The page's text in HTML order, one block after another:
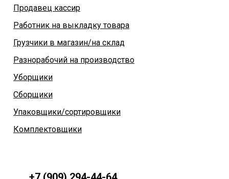
Комплектовщики
Упаковщики/сортировщики
Сборщики
Уборщики
Разнорабочий на производство
Грузчики в магазин/на склад
Работник на выкладку товара
Продавец кассир